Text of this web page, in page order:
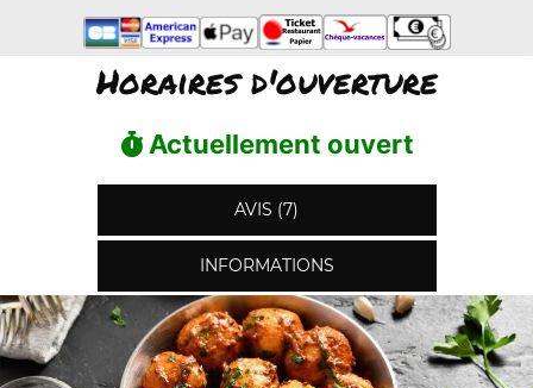
Horaires d'ouverture
Actuellement ouvert
AVIS (7)
INFORMATIONS